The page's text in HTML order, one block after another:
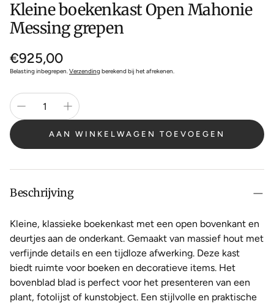
Kleine boekenkast Open Mahonie
Messing grepen
Normale
prijs
€925,00
Belasting inbegrepen.Verzendingberekend bij het afrekenen.
AAN WINKELWAGEN TOEVOEGEN
Beschrijving
Kleine, klassieke boekenkast met een open bovenkant en
deurtjes aan de onderkant. Gemaakt van massief hout met
verfijnde details en een tijdloze afwerking. Deze kast
biedt ruimte voor boeken en decoratieve items. Het
bovenblad blad is perfect voor het presenteren van een
plant, fotolijst of kunstobject. Een stijlvolle en praktische